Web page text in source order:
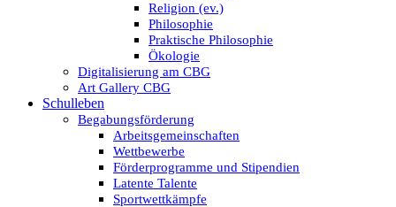
Religion (ev.)
Philosophie
Praktische Philosophie
Ökologie
Digitalisierung am CBG
Art Gallery CBG
Schulleben
Begabungsförderung
Arbeitsgemeinschaften
Wettbewerbe
Förderprogramme und Stipendien
Latente Talente
Sportwettkämpfe